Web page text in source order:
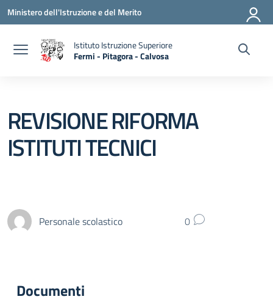
Vai ai contenuti
Vai al menu di navigazione
Vai al footer
Ministero dell'Istruzione e del Merito
Istituto Istruzione Superiore
Fermi - Pitagora - Calvosa
— Visita la pagina iniziale della scuola
REVISIONE RIFORMA
ISTITUTI TECNICI
Personale scolastico 0
Documenti